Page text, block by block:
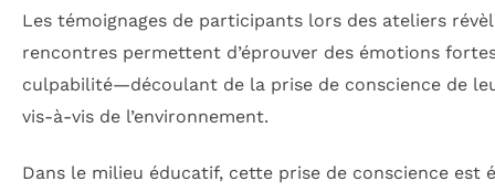
Les témoignages de participants lors des ateliers
rencontres permettent d’éprouver des émotions
culpabilité—découlant de la prise de conscience de
vis-à-vis de l’environnement.
Dans le milieu éducatif, cette prise de conscience est